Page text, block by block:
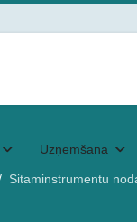
Uzņemšana
Sitaminstrumentu